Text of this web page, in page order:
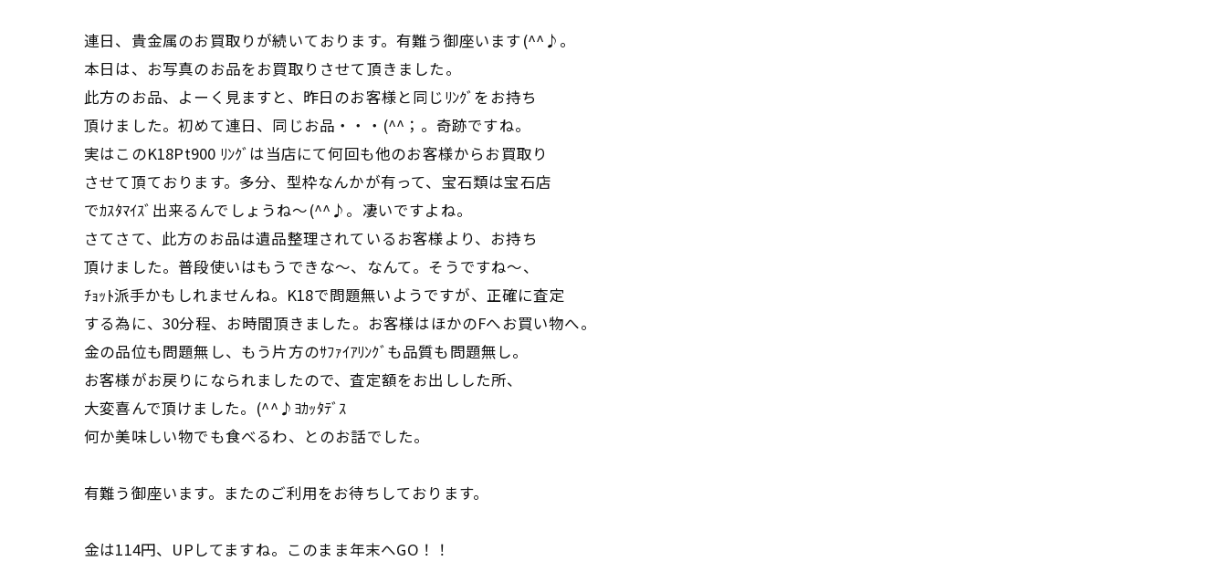
連日、貴金属のお買取りが続いております。有難う御座います(^^♪。
本日は、お写真のお品をお買取りさせて頂きました。
此方のお品、よーく見ますと、昨日のお客様と同じﾘﾝｸﾞをお持ち
頂けました。初めて連日、同じお品・・・(^^；。奇跡ですね。
実はこのK18Pt900 ﾘﾝｸﾞは当店にて何回も他のお客様からお買取り
させて頂ております。多分、型枠なんかが有って、宝石類は宝石店
でｶｽﾀﾏｲｽﾞ出来るんでしょうね～(^^♪。凄いですよね。
さてさて、此方のお品は遺品整理されているお客様より、お持ち
頂けました。普段使いはもうできな～、なんて。そうですね～、
ﾁｮｯﾄ派手かもしれませんね。K18で問題無いようですが、正確に査定
する為に、30分程、お時間頂きました。お客様はほかのFへお買い物へ。
金の品位も問題無し、もう片方のｻﾌｧｲｱﾘﾝｸﾞも品質も問題無し。
お客様がお戻りになられましたので、査定額をお出しした所、
大変喜んで頂けました。(^^♪ﾖｶｯﾀﾃﾞｽ
何か美味しい物でも食べるわ、とのお話でした。
有難う御座います。またのご利用をお待ちしております。
金は114円、UPしてますね。このまま年末へGO！！